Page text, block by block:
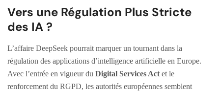
Vers une Régulation Plus Stricte
des IA ?
L’affaire DeepSeek pourrait marquer un tournant dans la
régulation des applications d’intelligence artificielle en Europe.
Avec l’entrée en vigueur du Digital Services Act et le
renforcement du RGPD, les autorités européennes semblent